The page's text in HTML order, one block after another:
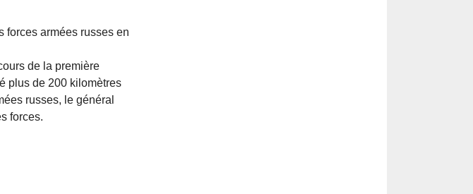
forces armées russes en
de la première
plus de 200 kilomètres
russes, le général
forces.